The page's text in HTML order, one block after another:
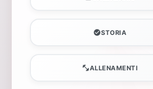
STORIA
ALLENAMENTI